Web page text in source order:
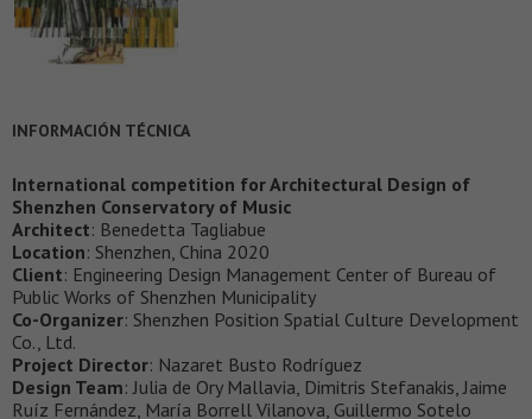
INFORMACIÓN TÉCNICA
International competition for Architectural Design of
Shenzhen Conservatory of Music
Architect: Benedetta Tagliabue
Location: Shenzhen, China 2020
Client: Engineering Design Management Center of Bureau of
Public Works of Shenzhen Municipality
Co-Organizer: Shenzhen Position Spatial Culture Development
Co., Ltd.
Project Director: Nazaret Busto Rodríguez
Design Team: Julia de Ory Mallavia, Dimitris Stefanakis, Jaime
Ruíz Fernández, María Borrell Vilanova, Guillermo Sotelo